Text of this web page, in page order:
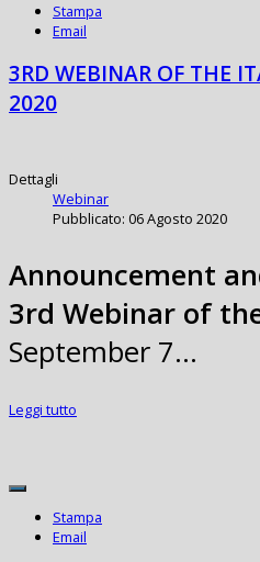
Stampa
Email
3RD WEBINAR OF THE
2020
Dettagli
Webinar
Pubblicato: 06 Agosto 2020
Announcement
3rd Webinar of
September 7…
Leggi tutto
Stampa
Email